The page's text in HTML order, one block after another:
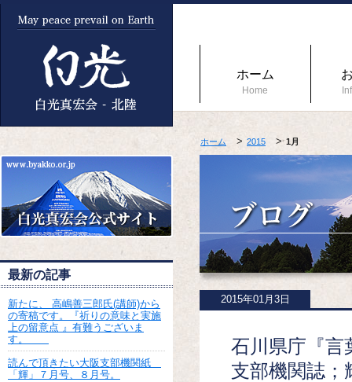
ホーム
Home
ホーム 2015 1月
2015年01月3日
石川県庁『
支部機関誌；
最新の記事
新たに、 高嶋善三郎氏(講師)から
の寄稿です。『祈りの意味と実施
上の留意点 』有難うございま
す。
読んで頂きたい大阪支部機関紙
「輝」７月号、８月号。